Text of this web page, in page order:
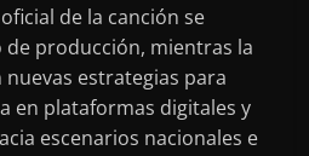
de la canción se
producción, mientras la
estrategias para
en plataformas digitales y
escenarios nacionales e